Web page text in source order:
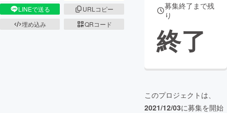
LINEで送る
URLコピー
埋め込み
QRコード
募集終了まで残
り
終了
このプロジェクトは、
2021/12/03に募集を開始